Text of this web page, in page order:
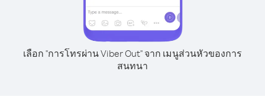
เลือก "การโทรผ่าน Viber Out" จาก เมนูส่วนหัวของการ
สนทนา